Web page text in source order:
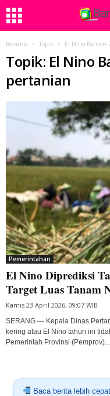
Beranda Topik El Nino Banten
Topik: El Nino
pertanian
Pemerintahan
El Nino Diprediksi
Target Luas Tanam
Kamis 23 April 2026, 09:07 WIB
SERANG — Kepala Dinas
kering atau El Nino tahun ini
Pemerintah Provinsi (Pemprov)...
Baca berita lebih